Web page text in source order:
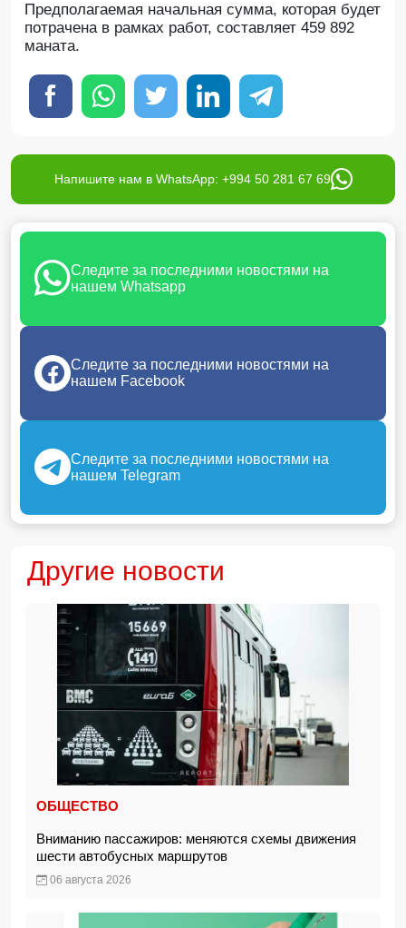
Предполагаемая начальная сумма, которая будет
потрачена в рамках работ, составляет 459 892
маната.
Напишите нам в WhatsApp: +994 50 281 67 69
Следите за последними новостями на
нашем Whatsapp
Следите за последними новостями на
нашем Facebook
Следите за последними новостями на
нашем Telegram
Другие новости
ОБЩЕСТВО
Вниманию пассажиров: меняются схемы движения
шести автобусных маршрутов
06 августа 2026